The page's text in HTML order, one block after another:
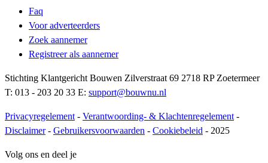
Faq
Voor adverteerders
Zoek aannemer
Registreer als aannemer
Stichting Klantgericht Bouwen Zilverstraat 69 2718 RP Zoetermeer
T: 013 - 203 20 33 E: support@bouwnu.nl
Privacyregelement- Verantwoording- & Klachtenregelement-
Disclaimer- Gebruikersvoorwaarden - Cookiebeleid - 2025
Volg ons en deel je